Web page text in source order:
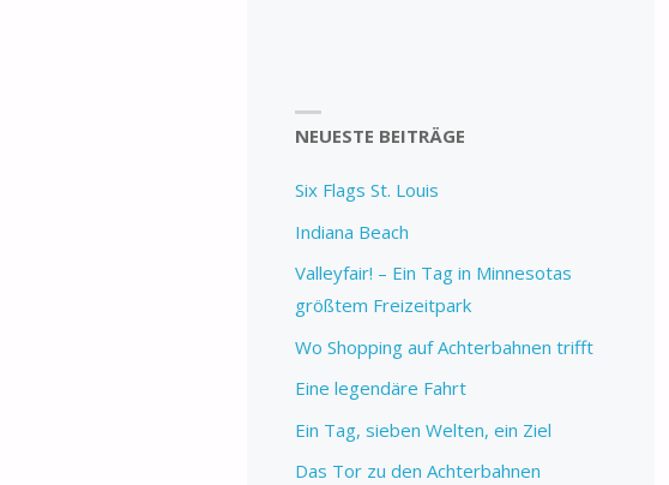
NEUESTE BEITRÄGE
Six Flags St. Louis
Indiana Beach
Valleyfair! – Ein Tag in Minnesotas
größtem Freizeitpark
Wo Shopping auf Achterbahnen trifft
Eine legendäre Fahrt
Ein Tag, sieben Welten, ein Ziel
Das Tor zu den Achterbahnen